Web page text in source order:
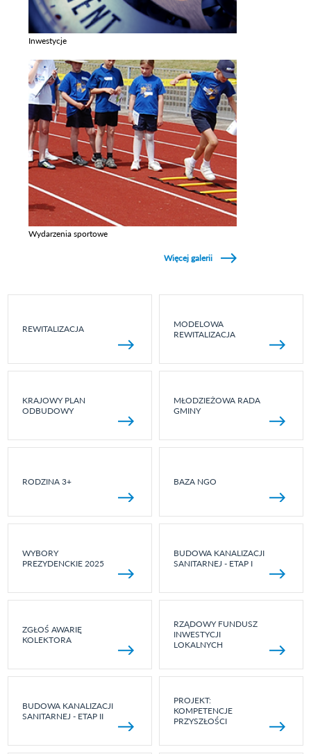
Inwestycje
Wydarzenia sportowe
Więcej galerii
REWITALIZACJA
MODELOWA
REWITALIZACJA
KRAJOWY PLAN
ODBUDOWY
MŁODZIEŻOWA RADA
GMINY
RODZINA 3+ BAZA NGO
WYBORY
PREZYDENCKIE 2025
BUDOWA KANALIZACJI
SANITARNEJ - ETAP I
ZGŁOŚ AWARIĘ
KOLEKTORA
RZĄDOWY FUNDUSZ
INWESTYCJI
LOKALNYCH
BUDOWA KANALIZACJI
SANITARNEJ - ETAP II
PROJEKT:
KOMPETENCJE
PRZYSZŁOŚCI